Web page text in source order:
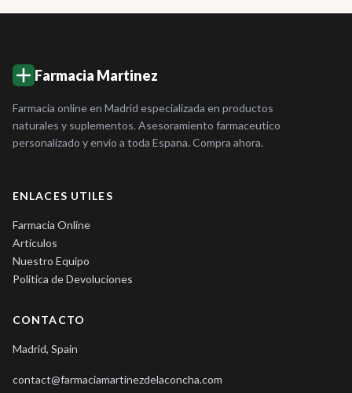
Farmacia Martinez
Farmacia online en Madrid especializada en productos
naturales y suplementos. Asesoramiento farmaceutico
personalizado y envio a toda Espana. Compra ahora.
ENLACES UTILES
Farmacia Online
Articulos
Nuestro Equipo
Politica de Devoluciones
CONTACTO
Madrid, Spain
contact@farmaciamartinezdelaconcha.com